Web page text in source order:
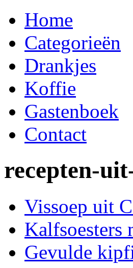
Home
Categorieën
Drankjes
Koffie
Gastenboek
Contact
recepten-
Vissoep uit
Kalfsoesters
Gevulde